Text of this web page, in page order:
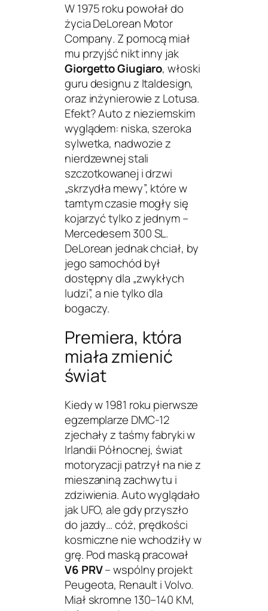
W 1975 roku powołał do
życiaDeLorean Motor
Company. Z pomocą miał
mu przyjść nikt inny jak
Giorgetto Giugiaro, włoski
guru designu z Italdesign,
oraz inżynierowie z Lotusa.
Efekt? Auto z nieziemskim
wyglądem: niska, szeroka
sylwetka, nadwozie z
nierdzewnej stali
szczotkowanej i drzwi
„skrzydła mewy”, które w
tamtym czasie mogły się
kojarzyć tylko z jednym –
Mercedesem 300 SL.
DeLorean jednak chciał, by
jego samochód był
dostępny dla „zwykłych
ludzi”, a nie tylko dla
bogaczy.
Premiera, która
miała zmienić
świat
Kiedy w 1981 roku pierwsze
egzemplarze DMC-12
zjechały z taśmy fabryki w
Irlandii Północnej, świat
motoryzacji patrzył na nie z
mieszaniną zachwytu i
zdziwienia. Auto wyglądało
jak UFO, ale gdy przyszło
do jazdy… cóż, prędkości
kosmiczne nie wchodziły w
grę. Pod maską pracował
V6 PRV– wspólny projekt
Peugeota, Renault i Volvo.
Miał skromne 130–140 KM,